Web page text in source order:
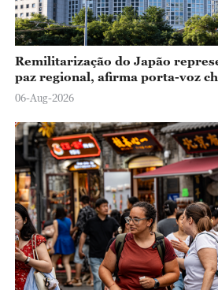
Remilitarização do Japão
paz regional, afirma porta-voz
06-Aug-2026